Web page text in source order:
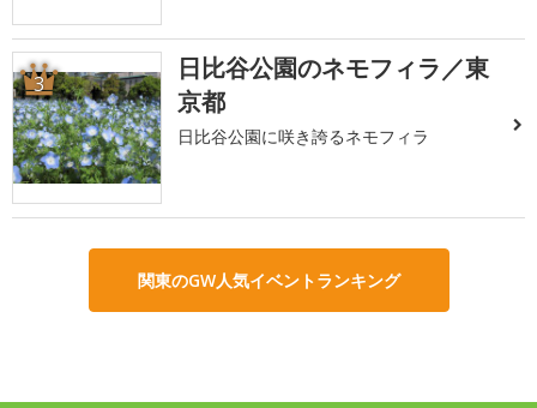
3
日比谷公園のネモフィラ／東
京都
日比谷公園に咲き誇るネモフィラ
関東のGW人気イベントランキング